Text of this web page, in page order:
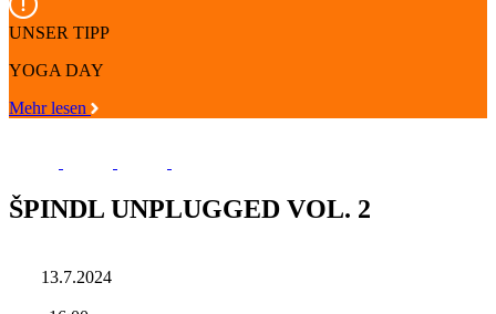
UNSER TIPP
YOGA DAY
Mehr lesen
ŠPINDL UNPLUGGED VOL. 2
13.7.2024